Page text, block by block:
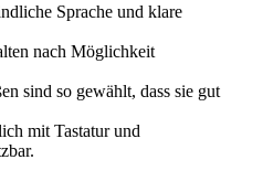
Sprache und klare
nach Möglichkeit
sind so gewählt, dass sie gut
mit Tastatur und